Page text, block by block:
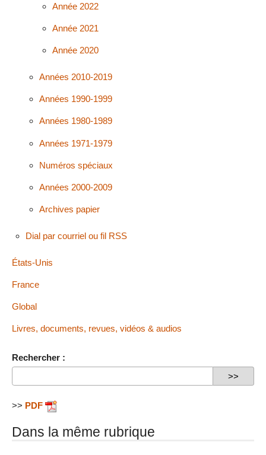
Année 2022
Année 2021
Année 2020
Années 2010-2019
Années 1990-1999
Années 1980-1989
Années 1971-1979
Numéros spéciaux
Années 2000-2009
Archives papier
Dial par courriel ou fil RSS
États-Unis
France
Global
Livres, documents, revues, vidéos & audios
Rechercher :
>> PDF
Dans la même rubrique